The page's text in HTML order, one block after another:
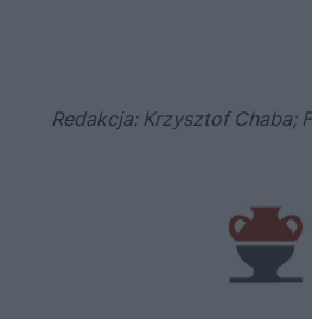
Redakcja: Krzysztof Chaba;